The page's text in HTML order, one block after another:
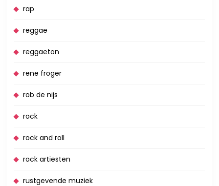
rap
reggae
reggaeton
rene froger
rob de nijs
rock
rock and roll
rock artiesten
rustgevende muziek